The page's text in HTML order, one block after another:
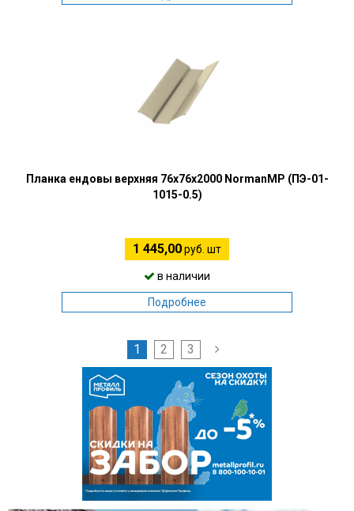
Планка ендовы верхняя 76х76х2000 NormanMP (ПЭ-01-
1015-0.5)
1 445,00руб. шт
в наличии
Подробнее
1 2 3